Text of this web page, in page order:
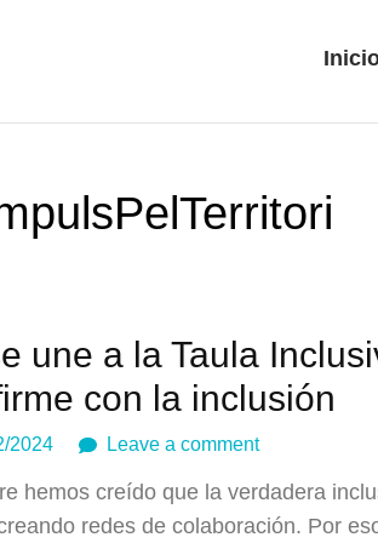
une a la Taula
con la inclusión
2024 Leave a comment
hemos creído que la verdadera
redes de colaboración. Por